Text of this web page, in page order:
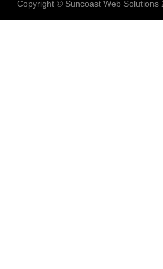
Copyright © Suncoast Web Solutions